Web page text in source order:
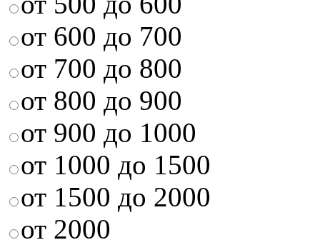
от 600 до 700
от 700 до 800
от 800 до 900
от 900 до 1000
от 1000 до 1500
от 1500 до 2000
от 2000